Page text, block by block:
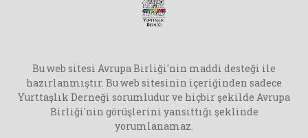
Bu web sitesi Avrupa Birliği'nin maddi desteği ile
hazırlanmıştır. Bu web sitesinin içeriğinden sadece
Yurttaşlık Derneği sorumludur ve hiçbir şekilde Avrupa
Birliği'nin görüşlerini yansıttığı şeklinde
yorumlanamaz.